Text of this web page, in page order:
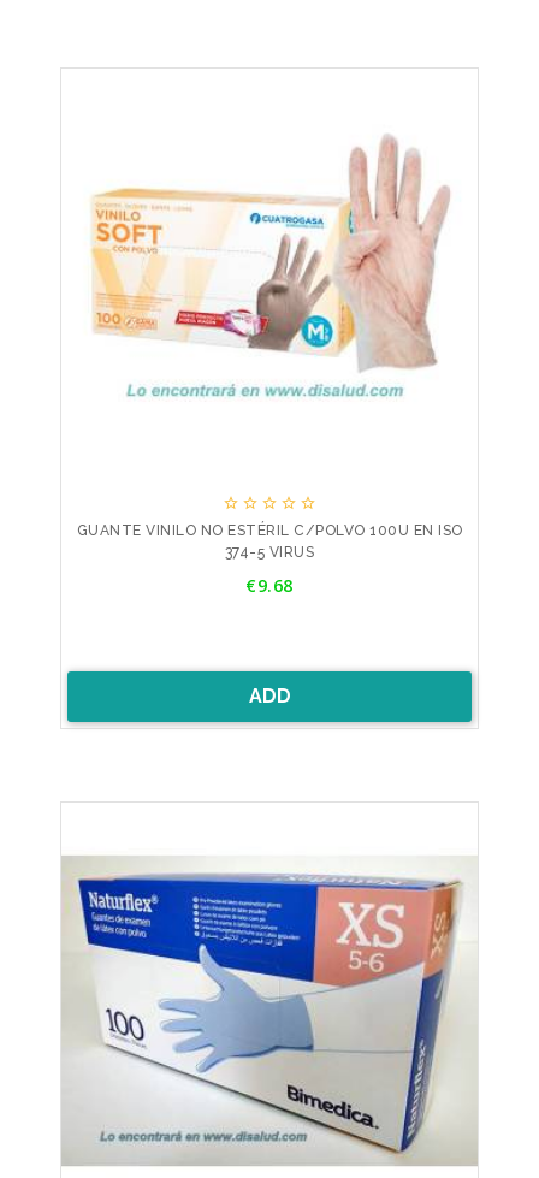
    
GUANTE VINILO NO ESTÉRIL C/POLVO 100U EN ISO
374-5 VIRUS
€9.68
ADD